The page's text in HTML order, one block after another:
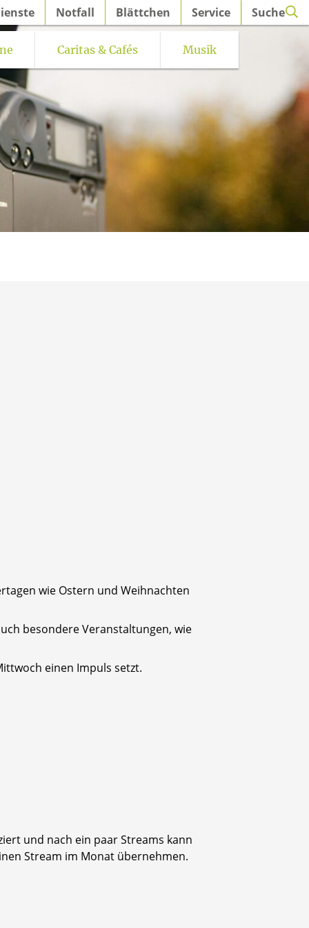
Caritas & Cafés Musik
Notfall Blättchen Service Suche
wie Ostern und Weihnachten
besondere Veranstaltungen, wie
einen Impuls setzt.
und nach ein paar Streams kann
Stream im Monat übernehmen.